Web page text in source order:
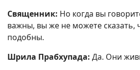
Священник: Но когда вы
важны, вы же не можете сказать,
подобны.
Шрила Прабхупада: Да. Они